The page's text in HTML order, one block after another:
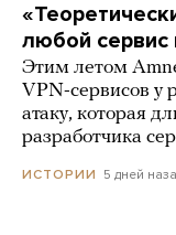
любой сервис
Этим летом
VPN-сервисов
атаку, которая
разработчика
ИСТОРИИ 5 дней